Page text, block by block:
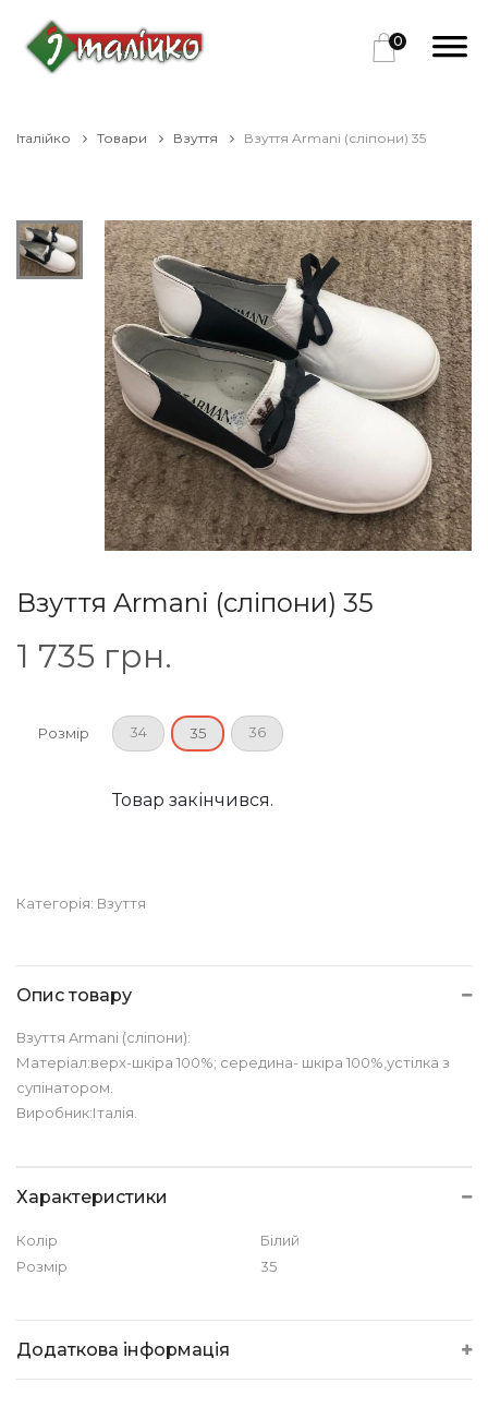
0
Італійко Товари Взуття Взуття Armani (сліпони) 35
Взуття Armani (сліпони) 35
1 735 грн.
Розмір 34 35 36
Товар закінчився.
Категорія: Взуття
Опис товару
Взуття Armani (сліпони):
Матеріал:верх-шкіра 100%; середина- шкіра 100%,устілка з
супінатором.
Виробник:Італія.
Характеристики
Колір
Білий
Розмір
35
Додаткова інформація